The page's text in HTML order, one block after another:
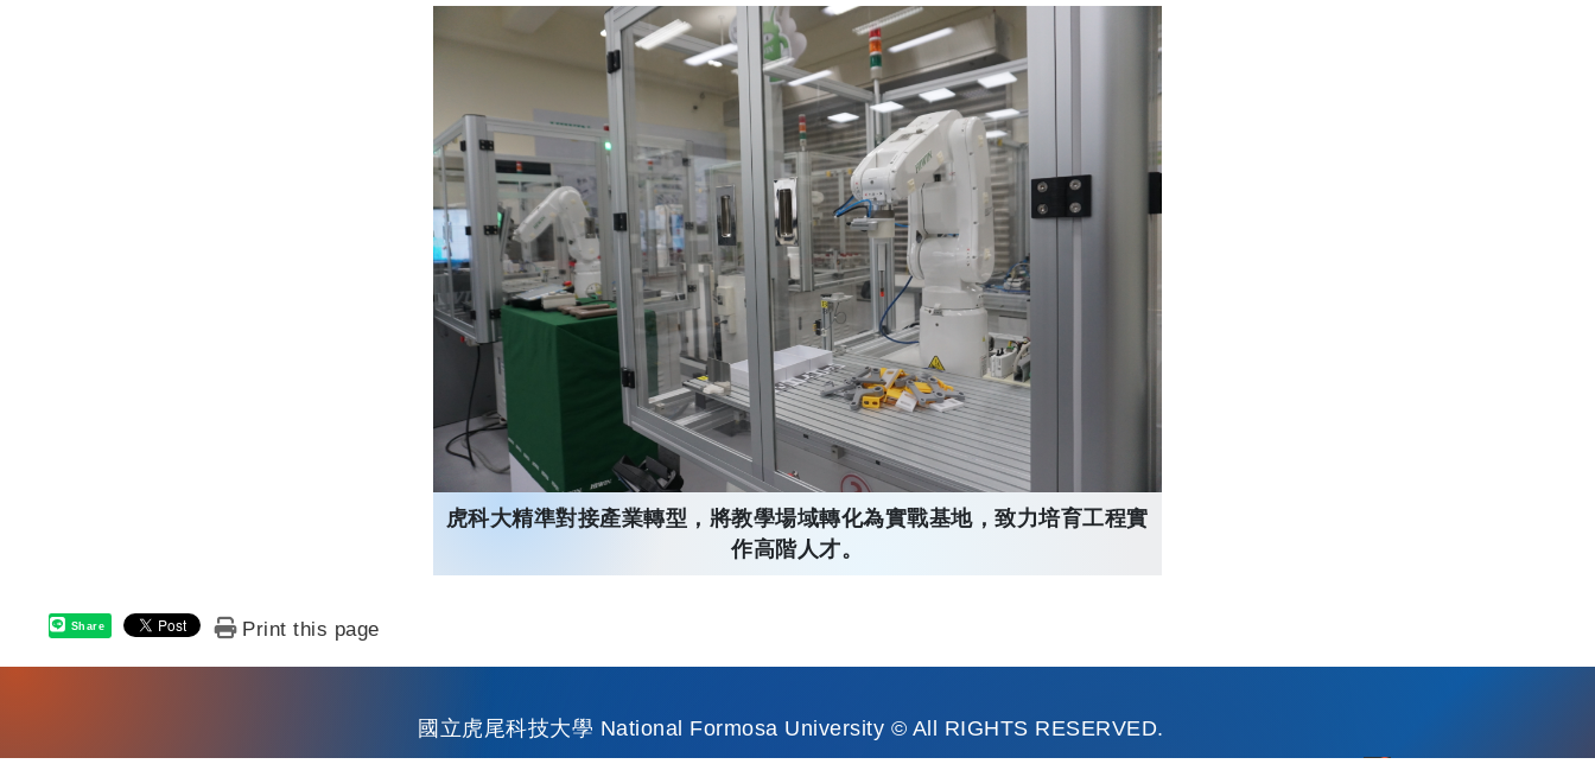
虎科大精準對接產業轉型，將教學場域轉化為實戰基地，致力培育工程實
作高階人才。
Share Print this page
國立虎尾科技大學 National Formosa University © All RIGHTS RESERVED.